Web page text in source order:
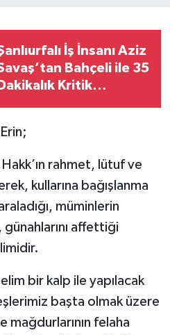
İş İnsanı Aziz
Bahçeli ile 35
Dakikalık Kritik
rahmet, lütuf ve
kullarına bağışlanma
müminlerin
affettiği
bir kalp ile yapılacak
başta olmak üzere
mağdurlarının felaha